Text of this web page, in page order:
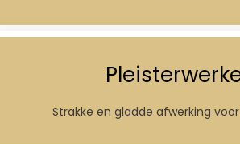
Strakke en gladde afwerking